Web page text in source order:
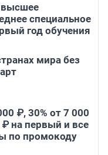
высшее
специальное
год обучения
мира без
₽, 30% от 7 000
на первый и все
по промокоду